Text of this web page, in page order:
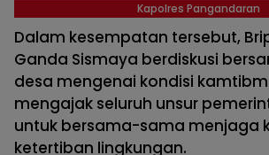
Kapolres Pangandaran
Dalam kesempatan tersebut,
Ganda Sismaya berdiskusi
desa mengenai kondisi
mengajak seluruh unsur
untuk bersama-sama menjaga
ketertiban lingkungan.